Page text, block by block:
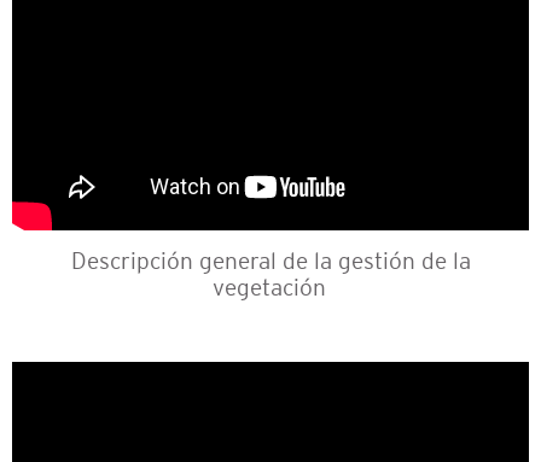
Descripción general de la gestión de la
vegetación